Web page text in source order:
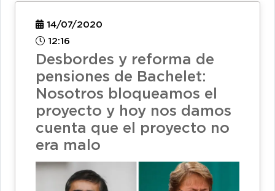
14/07/2020
12:16
Desbordes y reforma de
pensiones de Bachelet:
Nosotros bloqueamos el
proyecto y hoy nos damos
cuenta que el proyecto no
era malo